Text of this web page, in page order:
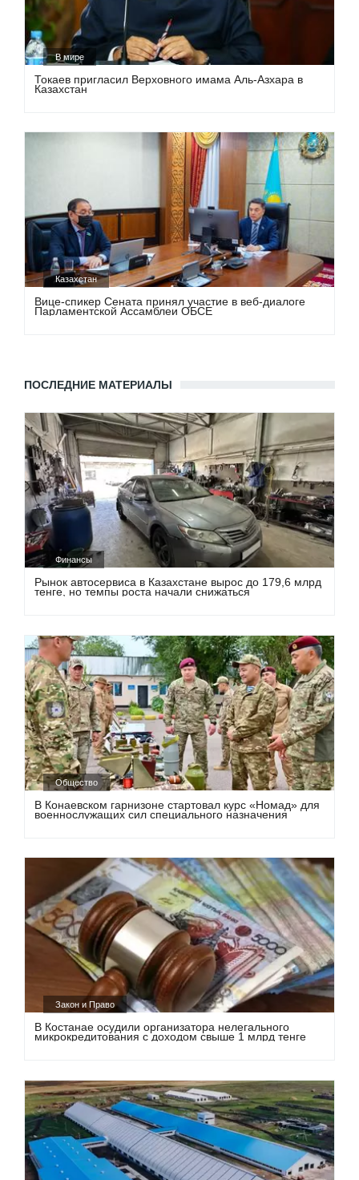
В мире
Токаев пригласил Верховного имама Аль-Азхара в
Казахстан
Казахстан
Вице-спикер Сената принял участие в веб-диалоге
Парламентcкой Ассамблеи ОБСЕ
ПОСЛЕДНИЕ МАТЕРИАЛЫ
Финансы
Рынок автосервиса в Казахстане вырос до 179,6 млрд
тенге, но темпы роста начали снижаться
Общество
В Конаевском гарнизоне стартовал курс «Номад» для
военнослужащих сил специального назначения
Закон и Право
В Костанае осудили организатора нелегального
микрокредитования с доходом свыше 1 млрд тенге